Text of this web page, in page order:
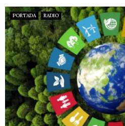
PORTADA RADIO